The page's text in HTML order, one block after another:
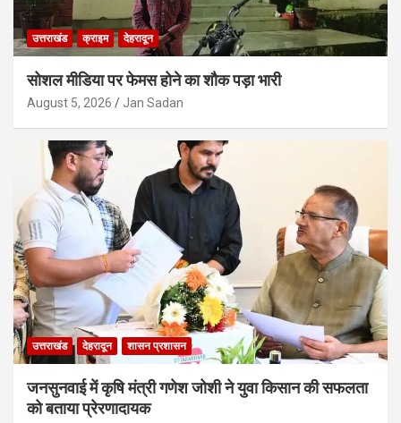
उत्तराखंड क्राइम देहरादून
सोशल मीडिया पर फेमस होने का शौक पड़ा भारी
August 5, 2026 Jan Sadan
उत्तराखंड देहरादून शासन प्रशासन
जनसुनवाई में कृषि मंत्री गणेश जोशी ने युवा किसान की सफलता
को बताया प्रेरणादायक